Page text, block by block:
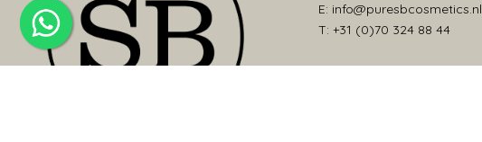
E: info@puresbcosmetics.nl
T: +31 (0)70 324 88 44